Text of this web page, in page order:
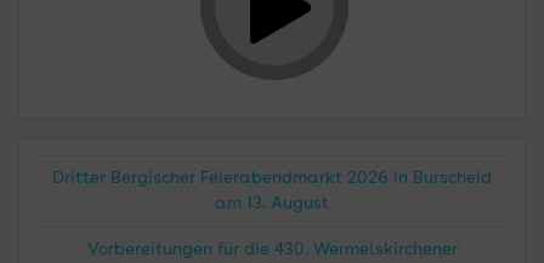
Dritter Bergischer Feierabendmarkt 2026 in Burscheid
am 13. August
Vorbereitungen für die 430. Wermelskirchener